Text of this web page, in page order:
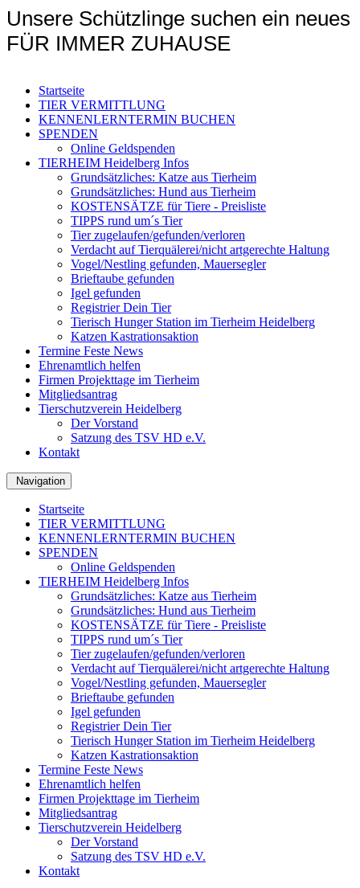
Unsere Schützlinge suchen ein neues
FÜR IMMER ZUHAUSE
Startseite
TIER VERMITTLUNG
KENNENLERNTERMIN BUCHEN
SPENDEN
Online Geldspenden
TIERHEIM Heidelberg Infos
Grundsätzliches: Katze aus Tierheim
Grundsätzliches: Hund aus Tierheim
KOSTENSÄTZE für Tiere - Preisliste
TIPPS rund um´s Tier
Tier zugelaufen/gefunden/verloren
Verdacht auf Tierquälerei/nicht artgerechte Haltung
Vogel/Nestling gefunden, Mauersegler
Brieftaube gefunden
Igel gefunden
Registrier Dein Tier
Tierisch Hunger Station im Tierheim Heidelberg
Katzen Kastrationsaktion
Termine Feste News
Ehrenamtlich helfen
Firmen Projekttage im Tierheim
Mitgliedsantrag
Tierschutzverein Heidelberg
Der Vorstand
Satzung des TSV HD e.V.
Kontakt
Navigation
Startseite
TIER VERMITTLUNG
KENNENLERNTERMIN BUCHEN
SPENDEN
Online Geldspenden
TIERHEIM Heidelberg Infos
Grundsätzliches: Katze aus Tierheim
Grundsätzliches: Hund aus Tierheim
KOSTENSÄTZE für Tiere - Preisliste
TIPPS rund um´s Tier
Tier zugelaufen/gefunden/verloren
Verdacht auf Tierquälerei/nicht artgerechte Haltung
Vogel/Nestling gefunden, Mauersegler
Brieftaube gefunden
Igel gefunden
Registrier Dein Tier
Tierisch Hunger Station im Tierheim Heidelberg
Katzen Kastrationsaktion
Termine Feste News
Ehrenamtlich helfen
Firmen Projekttage im Tierheim
Mitgliedsantrag
Tierschutzverein Heidelberg
Der Vorstand
Satzung des TSV HD e.V.
Kontakt